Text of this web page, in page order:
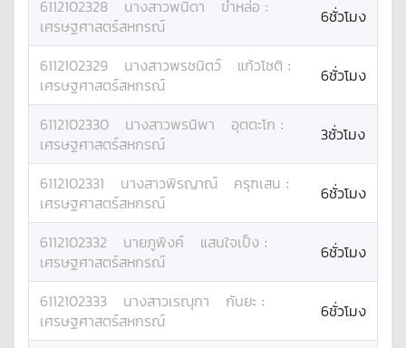
6112102328 นางสาวพนิดา ขำหล่อ :
เศรษฐศาสตร์สหกรณ์
6ชั่วโมง
6112102329 นางสาวพรชนิตว์ แก้วโชติ :
เศรษฐศาสตร์สหกรณ์
6ชั่วโมง
6112102330 นางสาวพรนิพา อุตตะโก :
เศรษฐศาสตร์สหกรณ์
3ชั่วโมง
6112102331 นางสาวพิรญาณ์ ครุฑเสน :
เศรษฐศาสตร์สหกรณ์
6ชั่วโมง
6112102332 นายภูพิงค์ แสนใจเป็ง :
เศรษฐศาสตร์สหกรณ์
6ชั่วโมง
6112102333 นางสาวเรณุกา กันยะ :
เศรษฐศาสตร์สหกรณ์
6ชั่วโมง